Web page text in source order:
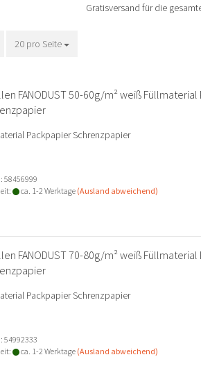
Gratisversand für die
20 pro Seite
pro Seite
FANODUST 50-60g/m² weiß
Packpapier Schrenzpapier
58456999
ca. 1-2 Werktage (Ausland abweichend)
FANODUST 70-80g/m² weiß
Packpapier Schrenzpapier
54992333
ca. 1-2 Werktage (Ausland abweichend)